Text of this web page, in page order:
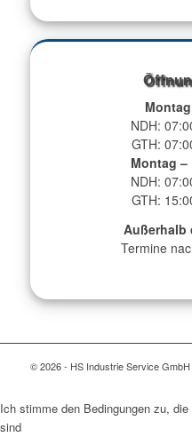
NDH:
GTH:
Montag
NDH:
GTH:
Außerhalb
Termine
© 2026 - HS Industrie Service GmbH
Ich stimme den Bedingungen zu,
sind